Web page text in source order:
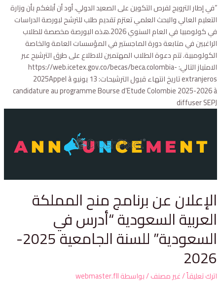
“في إطار الترويج لفرص التكوين على الصعيد الدولي، أود أن أبلغكم بأن وزارة
التعليم العالي والبحث العلمي تعتزم تقديم طلب للترشح لبورصة الدراسات
في كولومبيا في العام السنوي 2026.هذه البورصة مخصصة للطلاب
الراغبين في متابعة دورة الماجستير في المؤسسات العامة والخاصة
الكولومبية. تتم دعوة الطلاب المهتمين للاطلاع على طرق الترشيح عبر
الامتياز التالي: https://web.icetex.gov.co/becas/beca.colombia-
extranjeros تاريخ انتهاء قبول الترشيحات: 13 يونيو 2025Appel à
candidature au programme Bourse d’Etude Colombie 2025-2026 à
diffuser SEPJ
الإعلان عن برنامج منح المملكة
العربية السعودية “أدرس في
السعودية” للسنة الجامعية 2025-
2026
اترك تعليقاً/غير مصنف/ بواسطةwebmaster.fll